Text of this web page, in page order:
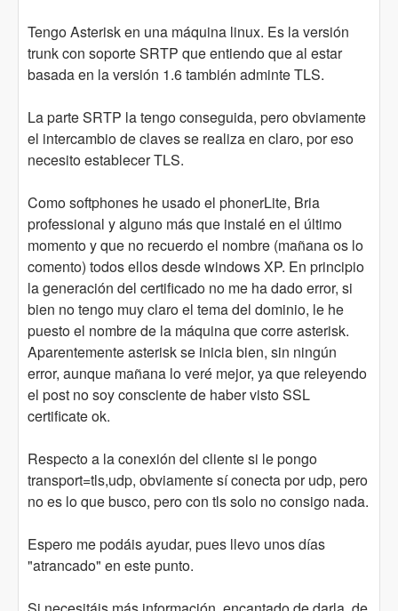
Tengo Asterisk en una máquina linux. Es la versión
trunk con soporte SRTP que entiendo que al estar
basada en la versión 1.6 también adminte TLS.
La parte SRTP la tengo conseguida, pero obviamente
el intercambio de claves se realiza en claro, por eso
necesito establecer TLS.
Como softphones he usado el phonerLite, Bria
professional y alguno más que instalé en el último
momento y que no recuerdo el nombre (mañana os lo
comento) todos ellos desde windows XP. En principio
la generación del certificado no me ha dado error, si
bien no tengo muy claro el tema del dominio, le he
puesto el nombre de la máquina que corre asterisk.
Aparentemente asterisk se inicia bien, sin ningún
error, aunque mañana lo veré mejor, ya que releyendo
el post no soy consciente de haber visto SSL
certificate ok.
Respecto a la conexión del cliente si le pongo
transport=tls,udp, obviamente sí conecta por udp, pero
no es lo que busco, pero con tls solo no consigo nada.
Espero me podáis ayudar, pues llevo unos días
"atrancado" en este punto.